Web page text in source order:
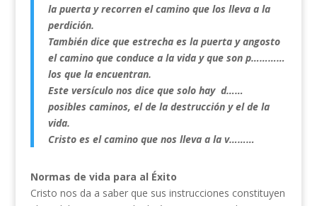
la puerta y recorren el camino que los lleva a la
perdición.
También dice que estrecha es la puerta y angosto
el camino que conduce a la vida y que son p…………
los que la encuentran.
Este versículo nos dice que solo hay d……
posibles caminos, el de la destrucción y el de la
vida.
Cristo es el camino que nos lleva a la v………
Normas de vida para al Éxito
Cristo nos da a saber que sus instrucciones constituyen